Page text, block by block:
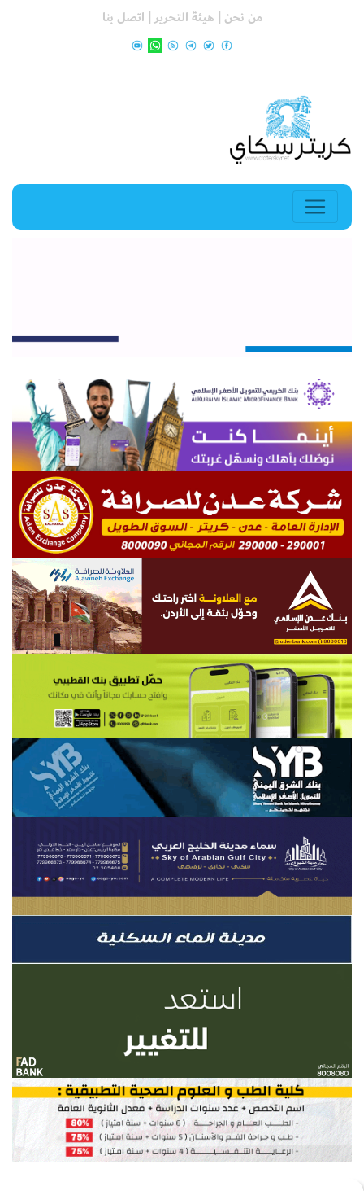
من نحن | هيئة التحرير | اتصل بنا